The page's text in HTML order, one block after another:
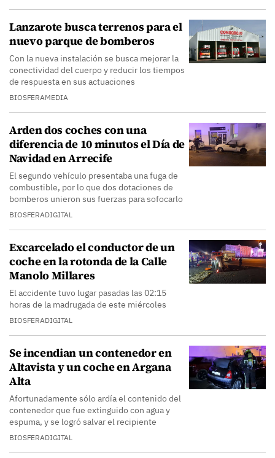
Lanzarote busca terrenos para el
nuevo parque de bomberos
Con la nueva instalación se busca mejorar la
conectividad del cuerpo y reducir los tiempos
de respuesta en sus actuaciones
BIOSFERAMEDIA
Arden dos coches con una
diferencia de 10 minutos el Día de
Navidad en Arrecife
El segundo vehículo presentaba una fuga de
combustible, por lo que dos dotaciones de
bomberos unieron sus fuerzas para sofocarlo
BIOSFERADIGITAL
Excarcelado el conductor de un
coche en la rotonda de la Calle
Manolo Millares
El accidente tuvo lugar pasadas las 02:15
horas de la madrugada de este miércoles
BIOSFERADIGITAL
Se incendian un contenedor en
Altavista y un coche en Argana
Alta
Afortunadamente sólo ardía el contenido del
contenedor que fue extinguido con agua y
espuma, y se logró salvar el recipiente
BIOSFERADIGITAL